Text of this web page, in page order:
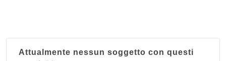
Attualmente nessun soggetto con questi